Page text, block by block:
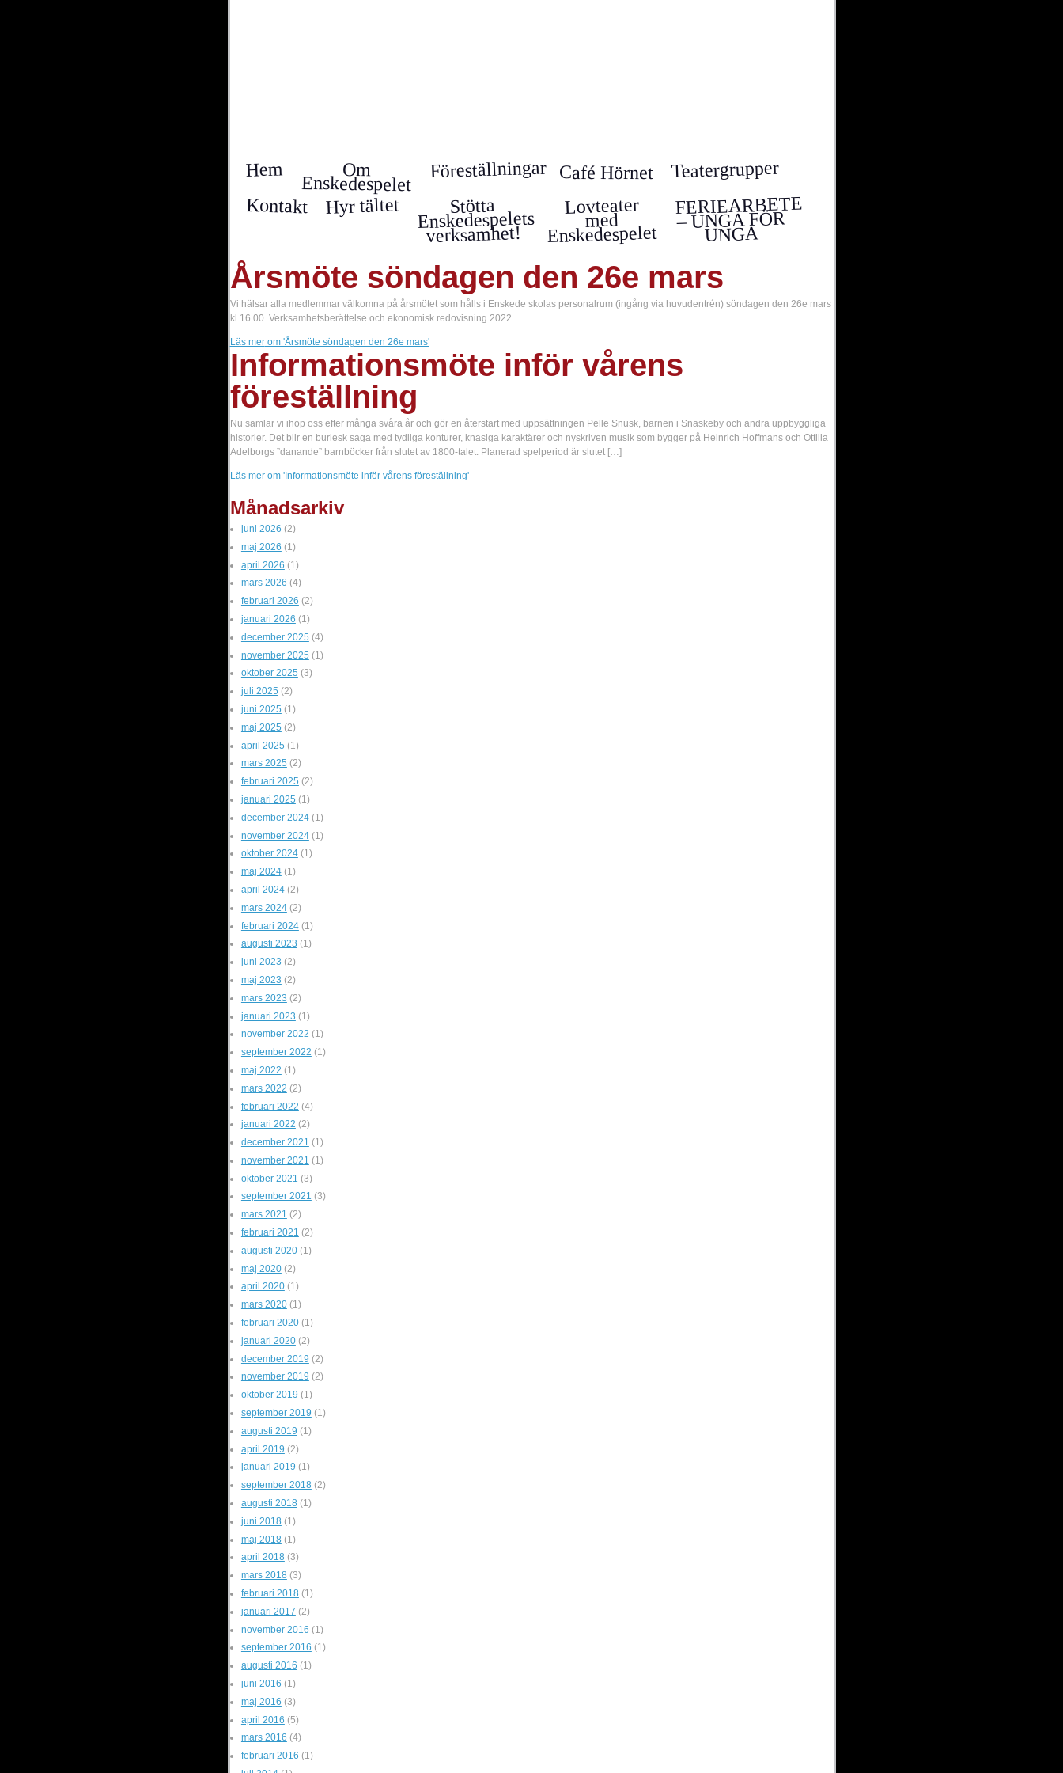
Hem Om
Enskedespelet
Föreställningar Café Hörnet Teatergrupper
Kontakt Hyr tältet Stötta
Enskedespelets
verksamhet!
Lovteater
med
Enskedespelet
FERIEARBETE
– UNGA FÖR
UNGA
Årsmöte söndagen den 26e mars
Vi hälsar alla medlemmar välkomna på årsmötet som hålls i Enskede skolas personalrum (ingång via huvudentrén) söndagen den 26e mars
kl 16.00. Verksamhetsberättelse och ekonomisk redovisning 2022
Läs merom 'Årsmöte söndagen den 26e mars'
Informationsmöte inför vårens
föreställning
Nu samlar vi ihop oss efter många svåra år och gör en återstart med uppsättningen Pelle Snusk, barnen i Snaskeby och andra uppbyggliga
historier. Det blir en burlesk saga med tydliga konturer, knasiga karaktärer och nyskriven musik som bygger på Heinrich Hoffmans och Ottilia
Adelborgs ”danande” barnböcker från slutet av 1800-talet. Planerad spelperiod är slutet […]
Läs merom 'Informationsmöte inför vårens föreställning'
Månadsarkiv
juni 2026 (2)
maj 2026 (1)
april 2026 (1)
mars 2026 (4)
februari 2026 (2)
januari 2026 (1)
december 2025 (4)
november 2025 (1)
oktober 2025 (3)
juli 2025 (2)
juni 2025 (1)
maj 2025 (2)
april 2025 (1)
mars 2025 (2)
februari 2025 (2)
januari 2025 (1)
december 2024(1)
november 2024(1)
oktober 2024(1)
maj 2024(1)
april 2024(2)
mars 2024(2)
februari 2024(1)
augusti 2023 (1)
juni 2023 (2)
maj 2023 (2)
mars 2023 (2)
januari 2023 (1)
november 2022 (1)
september 2022 (1)
maj 2022 (1)
mars 2022 (2)
februari 2022 (4)
januari 2022 (2)
december 2021 (1)
november 2021 (1)
oktober 2021 (3)
september 2021 (3)
mars 2021 (2)
februari 2021 (2)
augusti 2020(1)
maj 2020(2)
april 2020(1)
mars 2020(1)
februari 2020(1)
januari 2020(2)
december 2019 (2)
november 2019 (2)
oktober 2019 (1)
september 2019 (1)
augusti 2019 (1)
april 2019 (2)
januari 2019 (1)
september 2018(2)
augusti 2018(1)
juni 2018(1)
maj 2018(1)
april 2018(3)
mars 2018(3)
februari 2018(1)
januari 2017 (2)
november 2016 (1)
september 2016 (1)
augusti 2016 (1)
juni 2016 (1)
maj 2016 (3)
april 2016 (5)
mars 2016 (4)
februari 2016 (1)